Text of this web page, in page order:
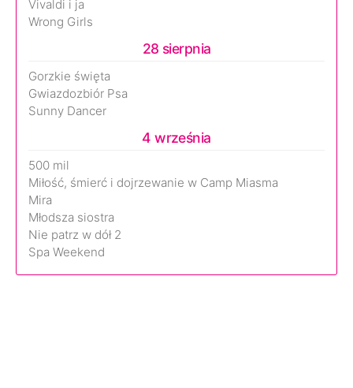
Vivaldi i ja
Wrong Girls
28 sierpnia
Gorzkie święta
Gwiazdozbiór Psa
Sunny Dancer
4 września
500 mil
Miłość, śmierć i dojrzewanie w Camp Miasma
Mira
Młodsza siostra
Nie patrz w dół 2
Spa Weekend